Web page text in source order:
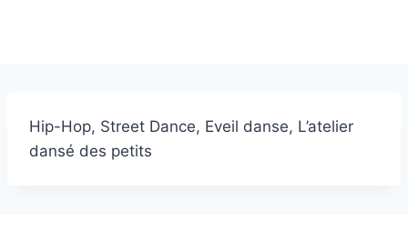
Hip-Hop, Street Dance, Eveil danse, L’atelier
dansé des petits